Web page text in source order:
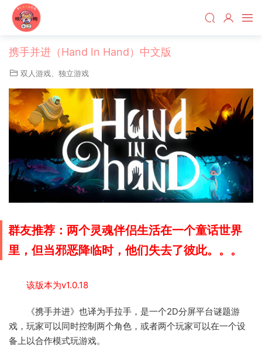
携手并进（Hand In Hand）中文版
双人游戏 独立游戏
群友推荐：两个灵魂伴侣生活在一个童话世界
里，但当邪恶降临时，他们失去了彼此。。。
该版本为v1.0.18
《携手并进》也译为手拉手，是一个2D分屏平台谜题游
戏，玩家可以同时控制两个角色，或者两个玩家可以在一个设
备上以合作模式玩游戏。